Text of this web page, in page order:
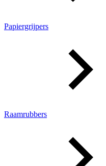
Papiergrijpers
Raamrubbers